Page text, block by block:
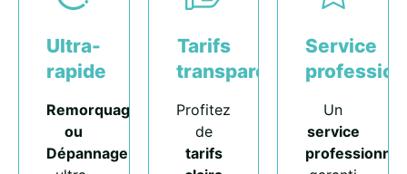
Ultra-
rapide
Remorquage
ou
Dépannage
Tarifs
transparents
Profitez
de
tarifs
Service
Un
service
professionnel